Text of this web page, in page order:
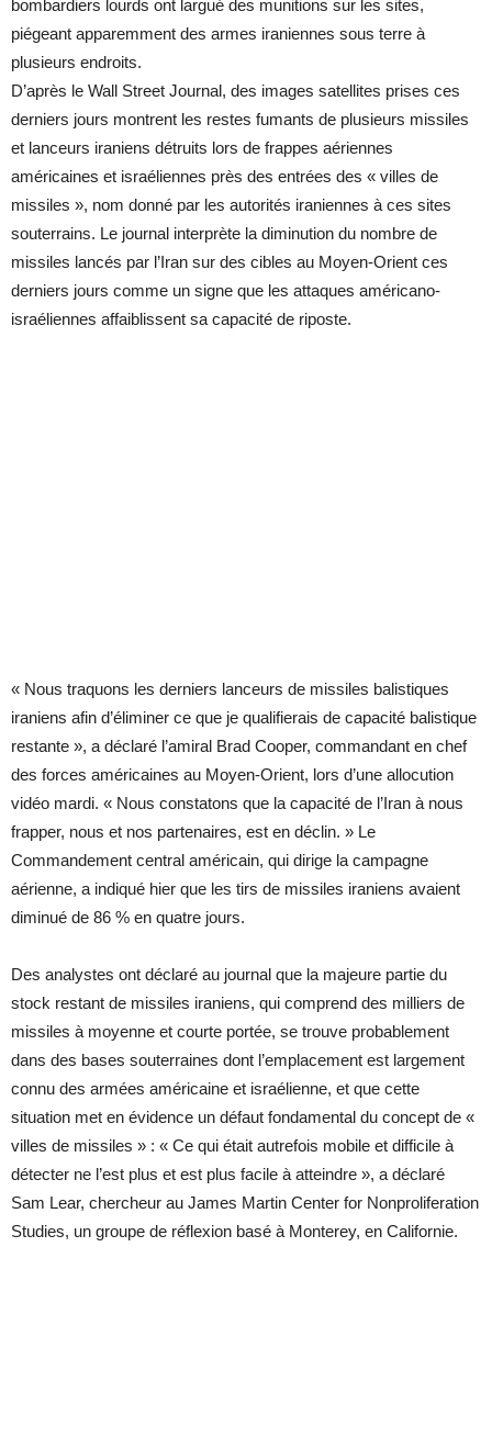
bombardiers lourds ont largué des munitions sur les sites,
piégeant apparemment des armes iraniennes sous terre à
plusieurs endroits.
D’après le Wall Street Journal, des images satellites prises ces
derniers jours montrent les restes fumants de plusieurs missiles
et lanceurs iraniens détruits lors de frappes aériennes
américaines et israéliennes près des entrées des « villes de
missiles », nom donné par les autorités iraniennes à ces sites
souterrains. Le journal interprète la diminution du nombre de
missiles lancés par l’Iran sur des cibles au Moyen-Orient ces
derniers jours comme un signe que les attaques américano-
israéliennes affaiblissent sa capacité de riposte.
« Nous traquons les derniers lanceurs de missiles balistiques
iraniens afin d’éliminer ce que je qualifierais de capacité balistique
restante », a déclaré l’amiral Brad Cooper, commandant en chef
des forces américaines au Moyen-Orient, lors d’une allocution
vidéo mardi. « Nous constatons que la capacité de l’Iran à nous
frapper, nous et nos partenaires, est en déclin. » Le
Commandement central américain, qui dirige la campagne
aérienne, a indiqué hier que les tirs de missiles iraniens avaient
diminué de 86 % en quatre jours.
Des analystes ont déclaré au journal que la majeure partie du
stock restant de missiles iraniens, qui comprend des milliers de
missiles à moyenne et courte portée, se trouve probablement
dans des bases souterraines dont l’emplacement est largement
connu des armées américaine et israélienne, et que cette
situation met en évidence un défaut fondamental du concept de «
villes de missiles » : « Ce qui était autrefois mobile et difficile à
détecter ne l’est plus et est plus facile à atteindre », a déclaré
Sam Lear, chercheur au James Martin Center for Nonproliferation
Studies, un groupe de réflexion basé à Monterey, en Californie.